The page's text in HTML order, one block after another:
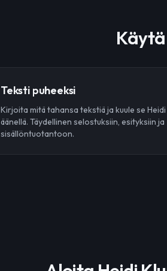
Teksti puheeksi
Kirjoita mitä tahansa tekstiä ja kuule se Heidi
äänellä. Täydellinen selostuksiin, esityksiin ja
sisällöntuotantoon.